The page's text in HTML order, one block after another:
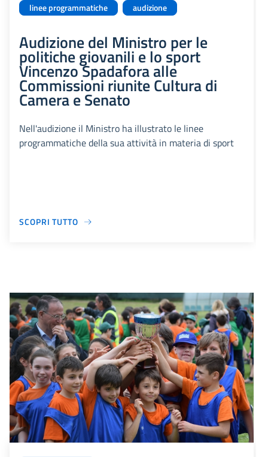
linee programmatiche audizione
Audizione del Ministro per le
politiche giovanili e lo sport
Vincenzo Spadafora alle
Commissioni riunite Cultura di
Camera e Senato
Nell'audizione il Ministro ha illustrato le linee
programmatiche della sua attività in materia di sport
SCOPRI TUTTO